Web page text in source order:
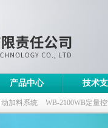
产品中心 技术
加料系统 WB-2100WB定量